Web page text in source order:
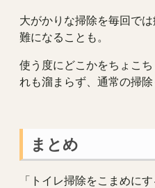
大がかりな掃除を毎回で
難になることも。
使う度にどこかをちょこ
れも溜まらず、通常の掃除
まとめ
「トイレ掃除をこまめに